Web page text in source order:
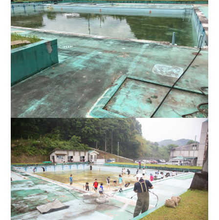
お問い合わせフォームへ